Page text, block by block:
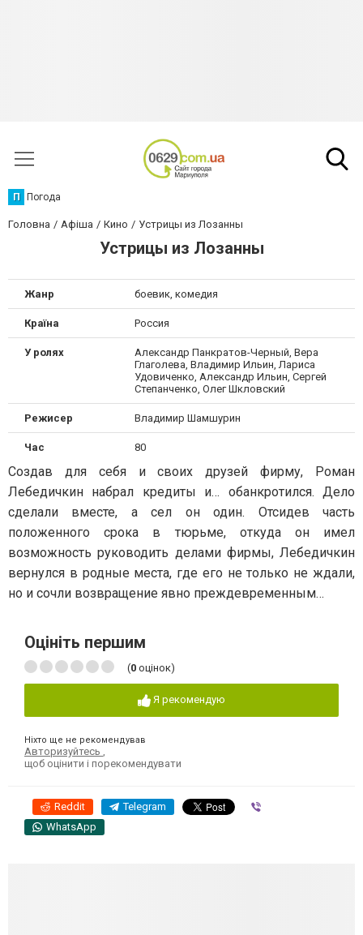
П Погода
Головна Афіша Кино Устрицы из Лозанны
Устрицы из Лозанны
Жанр боевик, комедия
Країна Россия
У ролях
Александр Панкратов-Черный, Вера
Глаголева, Владимир Ильин, Лариса
Удовиченко, Александр Ильин, Сергей
Степанченко, Олег Шкловский
Режисер Владимир Шамшурин
Час 80
Создав для себя и своих друзей фирму, Роман
Лебедичкин набрал кредиты и… обанкротился. Дело
сделали вместе, а сел он один. Отсидев часть
положенного срока в тюрьме, откуда он имел
возможность руководить делами фирмы, Лебедичкин
вернулся в родные места, где его не только не ждали,
но и сочли возвращение явно преждевременным…
Оцініть першим
(0 оцінок)
Я рекомендую
Ніхто ще не рекомендував
Авторизуйтесь
щоб оцінити і порекомендувати
Reddit Telegram
WhatsApp